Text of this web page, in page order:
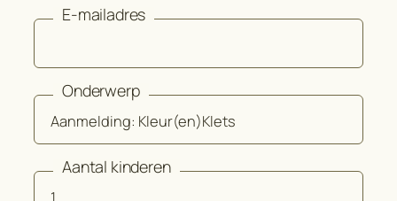
E-mailadres
Onderwerp
Aantal kinderen